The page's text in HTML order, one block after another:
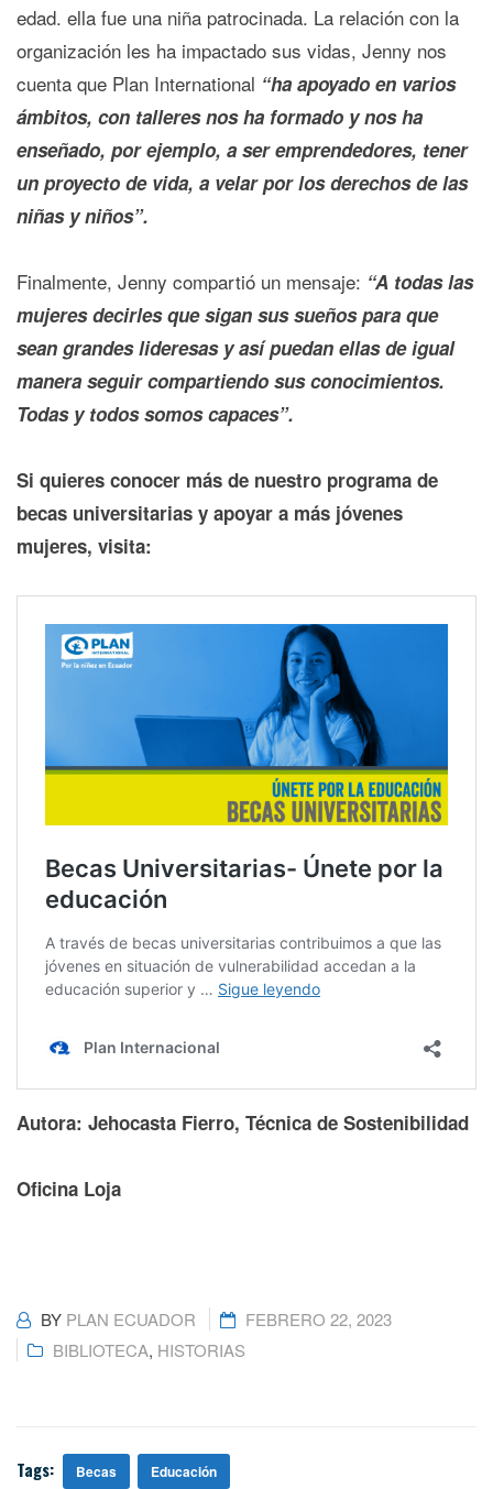
edad. ella fue una niña patrocinada. La relación con la
organización les ha impactado sus vidas, Jenny nos
cuenta que Plan International “ha apoyado en varios
ámbitos, con talleres nos ha formado y nos ha
enseñado, por ejemplo, a ser emprendedores, tener
un proyecto de vida, a velar por los derechos de las
niñas y niños”.
Finalmente, Jenny compartió un mensaje: “A todas las
mujeres decirles que sigan sus sueños para que
sean grandes lideresas y así puedan ellas de igual
manera seguir compartiendo sus conocimientos.
Todas y todos somos capaces”.
Si quieres conocer más de nuestro programa de
becas universitarias y apoyar a más jóvenes
mujeres, visita:
Autora: Jehocasta Fierro, Técnica de Sostenibilidad
Oficina Loja
BY PLAN ECUADOR
FEBRERO 22, 2023
BIBLIOTECA, HISTORIAS
Tags: Becas Educación